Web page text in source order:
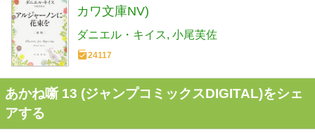
カワ文庫NV)
ダニエル・キイス 小尾芙佐
24117
あかね噺 13 (ジャンプコミックスDIGITAL)をシェ
アする